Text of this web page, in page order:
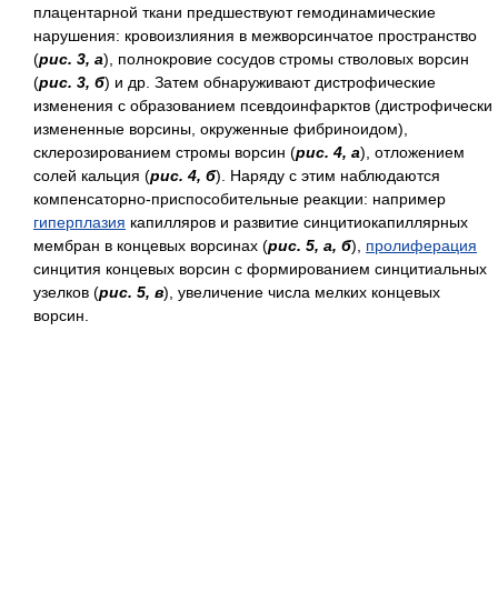
плацентарной ткани предшествуют гемодинамические
нарушения: кровоизлияния в межворсинчатое пространство
(рис. 3, а), полнокровие сосудов стромы стволовых ворсин
(рис. 3, б) и др. Затем обнаруживают дистрофические
изменения с образованием псевдоинфарктов (дистрофически
измененные ворсины, окруженные фибриноидом),
склерозированием стромы ворсин (рис. 4, а), отложением
солей кальция (рис. 4, б). Наряду с этим наблюдаются
компенсаторно-приспособительные реакции: например
гиперплазия капилляров и развитие синцитиокапиллярных
мембран в концевых ворсинах (рис. 5, a, б), пролиферация
синцития концевых ворсин с формированием синцитиальных
узелков (рис. 5, в), увеличение числа мелких концевых
ворсин.